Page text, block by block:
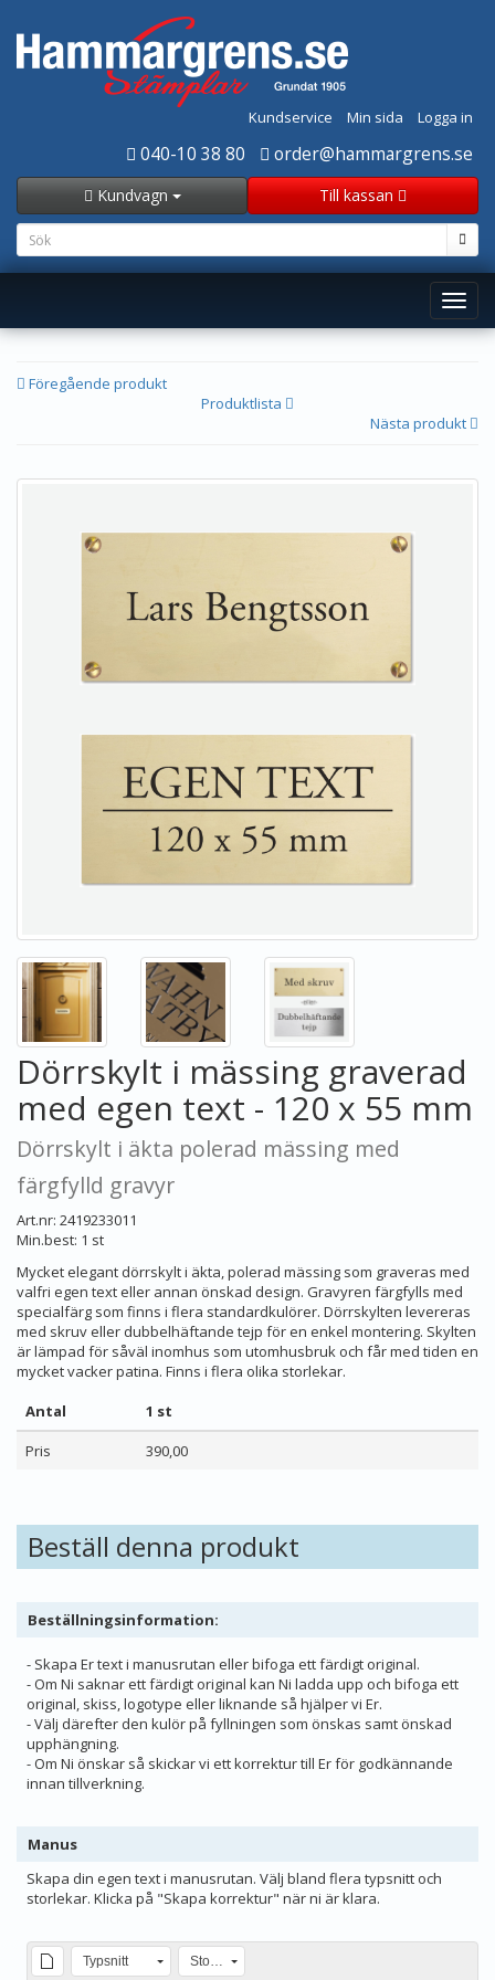
Kundservice Min sida Logga in
040-10 38 80 order@hammargrens.se
Kundvagn Till kassan
Föregående produkt
Produktlista
Nästa produkt
Dörrskylt i mässing graverad
med egen text - 120 x 55 mm
Dörrskylt i äkta polerad mässing med
färgfylld gravyr
Art.nr: 2419233011
Min.best: 1 st
Mycket elegant dörrskylt i äkta, polerad mässing som graveras med
valfri egen text eller annan önskad design. Gravyren färgfylls med
specialfärg som finns i flera standardkulörer. Dörrskylten levereras
med skruv eller dubbelhäftande tejp för en enkel montering. Skylten
är lämpad för såväl inomhus som utomhusbruk och får med tiden en
mycket vacker patina. Finns i flera olika storlekar.
Antal
1 st
Pris
390,00
Beställ denna produkt
Beställningsinformation:
- Skapa Er text i manusrutan eller bifoga ett färdigt original.
- Om Ni saknar ett färdigt original kan Ni ladda upp och bifoga ett
original, skiss, logotype eller liknande så hjälper vi Er.
- Välj därefter den kulör på fyllningen som önskas samt önskad
upphängning.
- Om Ni önskar så skickar vi ett korrektur till Er för godkännande
innan tillverkning.
Manus
Skapa din egen text i manusrutan. Välj bland flera typsnitt och
storlekar. Klicka på "Skapa korrektur" när ni är klara.
Typsnitt Storlek